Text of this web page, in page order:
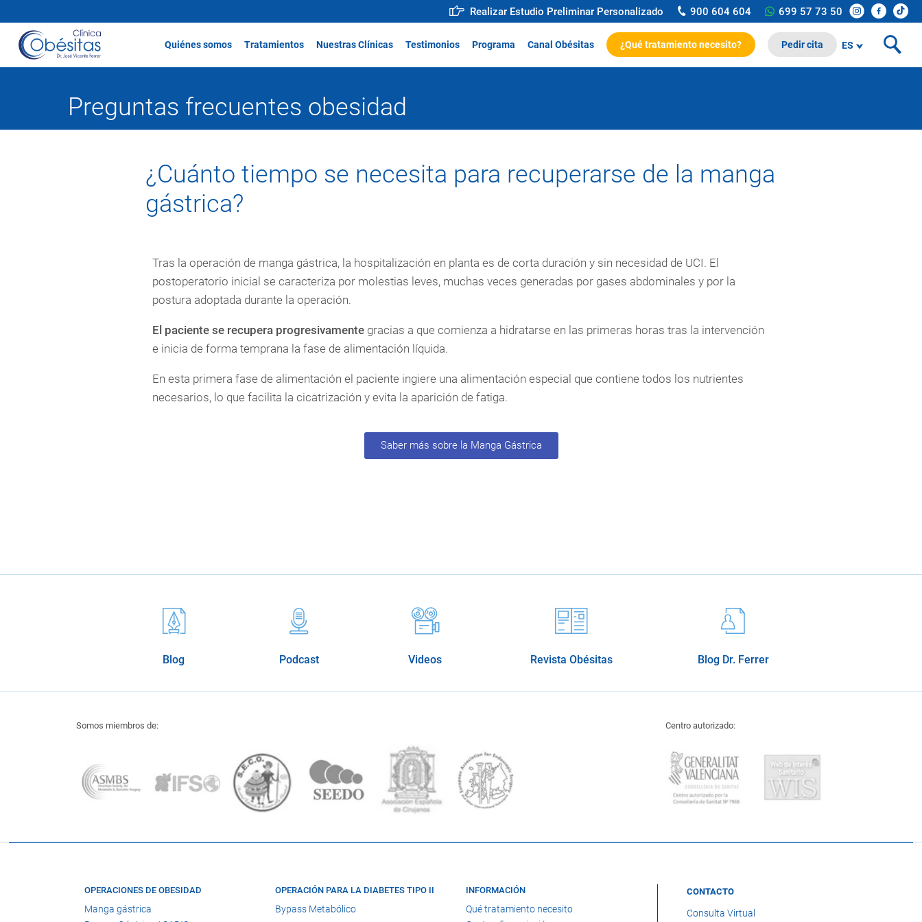
Realizar Estudio Preliminar Personalizado 900 604 604 699 57 73 50
Quiénes somos Tratamientos Nuestras Clínicas Testimonios Programa Canal Obésitas ¿Qué tratamiento necesito? Pedir cita ES
Preguntas frecuentes obesidad
¿Cuánto tiempo se necesita para recuperarse de la manga
gástrica?
Tras la operación de manga gástrica, la hospitalización en planta es de corta duración y sin necesidad de UCI. El
postoperatorio inicial se caracteriza por molestias leves, muchas veces generadas por gases abdominales y por la
postura adoptada durante la operación.
El paciente se recupera progresivamentegracias a que comienza a hidratarse en las primeras horas tras la intervención
e inicia de forma temprana la fase de alimentación líquida.
En esta primera fase de alimentación el paciente ingiere una alimentación especial que contiene todos los nutrientes
necesarios, lo que facilita la cicatrización y evita la aparición de fatiga.
Saber más sobre la Manga Gástrica
Blog Podcast Videos Revista Obésitas Blog Dr. Ferrer
Somos miembros de: Centro autorizado:
OPERACIONES DE OBESIDAD
Manga gástrica
OPERACIÓN PARA LA DIABETES TIPO II
Bypass Metabólico
INFORMACIÓN
Qué tratamiento necesito
CONTACTO
Consulta Virtual